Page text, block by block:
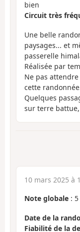
bien
Circuit très
Une belle
paysages... et
passerelle
Réalisée par
Ne pas
cette
Quelques
sur terre
10 mars 2025 à
Note globale : 5
Date de la
Fiabilité de la